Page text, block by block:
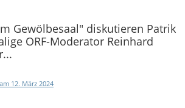
Gewölbesaal" diskutieren Patrik
ORF-Moderator Reinhard
12. März 2024